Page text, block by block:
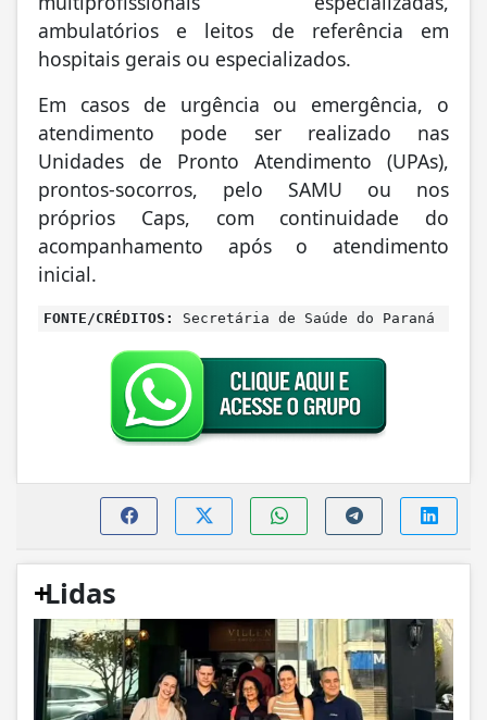
ambulatórios e leitos de referência em
hospitais gerais ou especializados.
Em casos de urgência ou emergência, o
atendimento pode ser realizado nas
Unidades de Pronto Atendimento (UPAs),
prontos-socorros, pelo SAMU ou nos
próprios Caps, com continuidade do
acompanhamento após o atendimento
inicial.
FONTE/CRÉDITOS: Secretária de Saúde do Paraná
+
Lidas